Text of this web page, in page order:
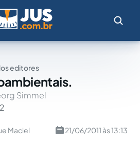
editores
Simmel
Maciel 21/06/2011 às 13:13